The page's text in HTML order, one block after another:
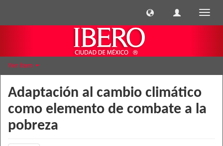
Ver ítem
Adaptación al cambio climático
como elemento de combate a la
pobreza